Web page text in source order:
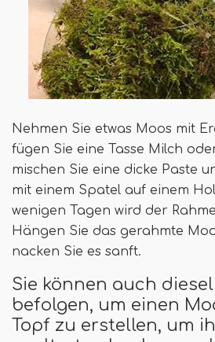
Nehmen Sie etwas Moos mit
fügen Sie eine Tasse Milch
mischen Sie eine dicke Paste
mit einem Spatel auf einem
wenigen Tagen wird der
Hängen Sie das gerahmte
nacken Sie es sanft.
Sie können auch
befolgen, um einen
Topf zu erstellen, um